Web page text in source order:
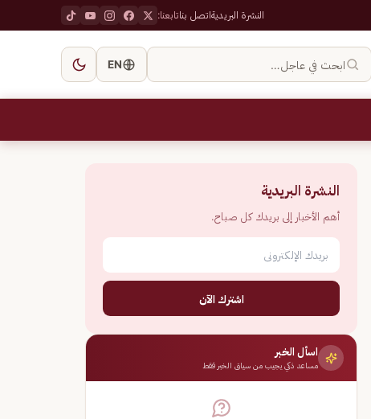
النشرة البريديةاتصل بناتابعنا:
ابحث في عاجل… EN
النشرة البريدية
أهم الأخبار إلى بريدك كل صباح.
اشترك الآن
اسأل الخبر
مساعد ذكي يجيب من سياق الخبر فقط